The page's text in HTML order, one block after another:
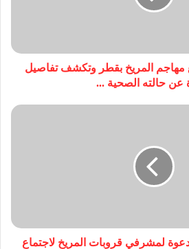
مهاجم المريخ بقطر وتكشف تفاصيل
عن حالته الصحية ...
لمشرفي قروبات المريخ لاجتماع